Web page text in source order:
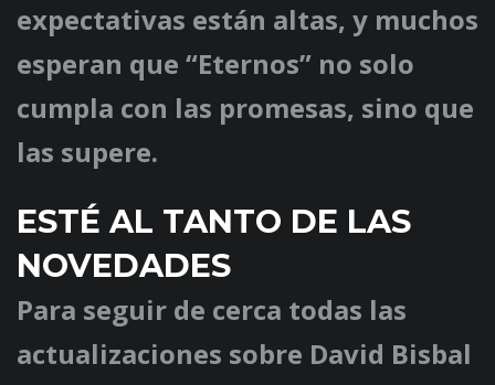
expectativas están altas, y muchos
esperan que “Eternos” no solo
cumpla con las promesas, sino que
las supere.
ESTÉ AL TANTO DE LAS
NOVEDADES
Para seguir de cerca todas las
actualizaciones sobre David Bisbal